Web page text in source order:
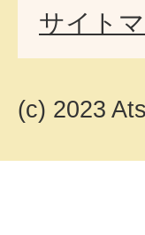
サイト
(c) 2023